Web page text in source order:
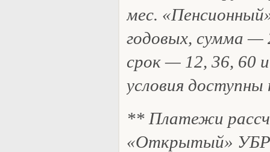
мес.
годовых, сумма —
срок — 12, 36, 60
условия доступны
** Платежи
«Открытый»